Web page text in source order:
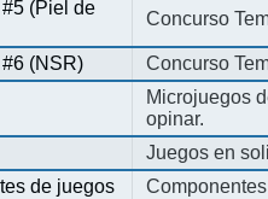
(Piel de
Concurso
(NSR) Concurso
Microjuegos
opinar.
Juegos en
de juegos